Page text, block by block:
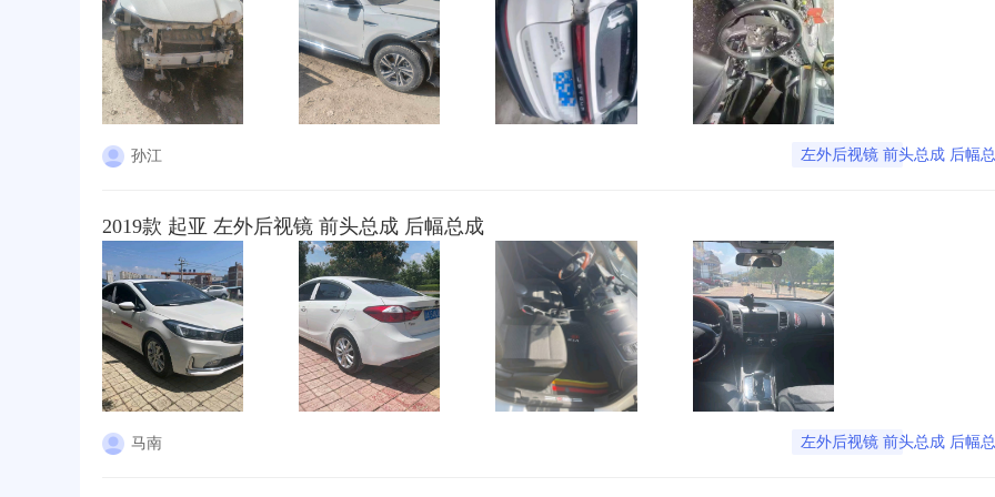
孙江 左外后视镜 前头总成 后幅
2019款 起亚 左外后视镜 前头总成 后幅总成
马南 左外后视镜 前头总成 后幅